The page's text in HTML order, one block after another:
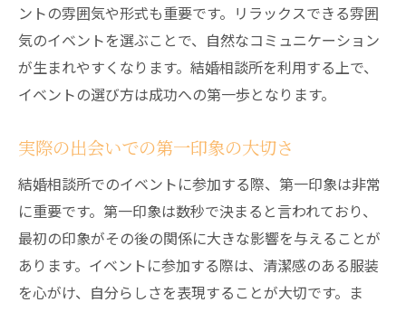
ントの雰囲気や形式も重要です。リラックスできる雰囲
気のイベントを選ぶことで、自然なコミュニケーション
が生まれやすくなります。結婚相談所を利用する上で、
イベントの選び方は成功への第一歩となります。
実際の出会いでの第一印象の大切さ
結婚相談所でのイベントに参加する際、第一印象は非常
に重要です。第一印象は数秒で決まると言われており、
最初の印象がその後の関係に大きな影響を与えることが
あります。イベントに参加する際は、清潔感のある服装
を心がけ、自分らしさを表現することが大切です。ま